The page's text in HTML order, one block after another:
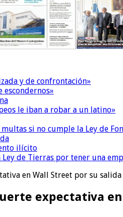
y de confrontación»
le iban a robar a un latino»
si no cumple la Ley de
ilícito
de Tierras por tener una
en Wall Street por su salida
expectativa